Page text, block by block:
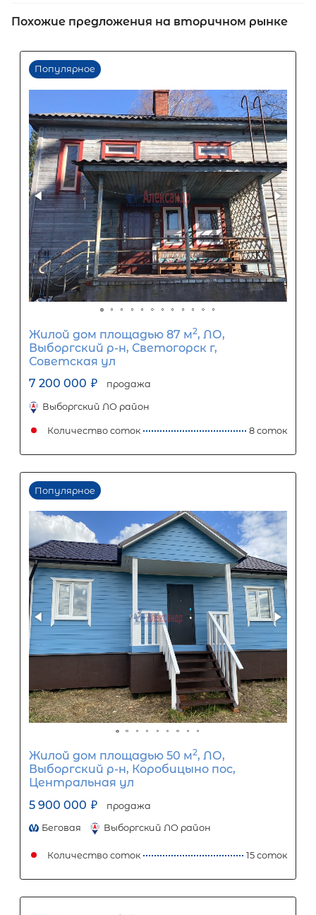
60
0 10 20 30 40 50 60 70 80
Срок кредита
15 лет
1 10 15 20 25
Процентная
ставка
12%
1 5 10 15
Ежемесячный платеж
Первый взнос
4 020 000
Задать вопрос Отправить заявку
ООО «АЛЕКСАНДР-НЕДВИЖИМОСТЬ» не является кредитной
организацией. Кредит предоставляется банками-
носит информационный характер и не является
точного расчета платежей по кредиту и предоставления
об условиях кредитования обратитесь к менеджерам нашей
(Санкт-Петербург ул. Боткинская д. 15 тел. +7(812) 200-4000 )
Похожие предложения на вторичном рынке